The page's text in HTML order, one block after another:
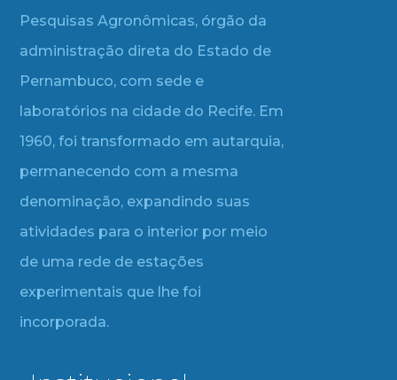
Pesquisas Agronômicas, órgão da
administração direta do Estado de
Pernambuco, com sede e
laboratórios na cidade do Recife. Em
1960, foi transformado em autarquia,
permanecendo com a mesma
denominação, expandindo suas
atividades para o interior por meio
de uma rede de estações
experimentais que lhe foi
incorporada.